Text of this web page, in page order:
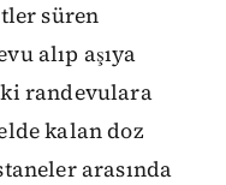
süren
alıp aşıya
randevulara
kalan doz
arasında